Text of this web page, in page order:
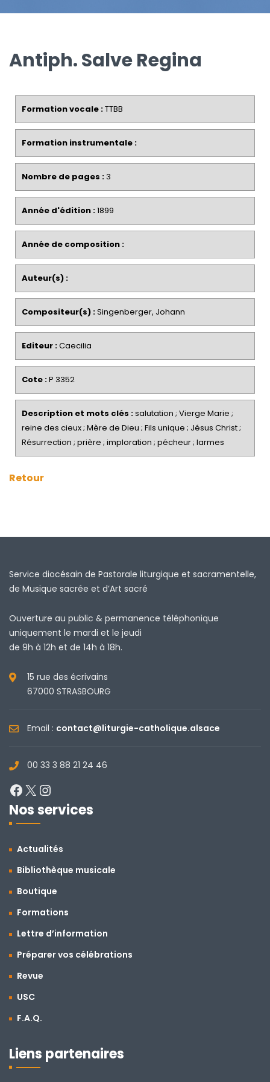
Antiph. Salve Regina
Formation vocale :TTBB
Formation instrumentale :
Nombre de pages :3
Année d'édition :1899
Année de composition :
Auteur(s) :
Compositeur(s) :Singenberger, Johann
Editeur :Caecilia
Cote :P 3352
Description et mots clés :salutation ; Vierge Marie ;
reine des cieux ; Mère de Dieu ; Fils unique ; Jésus Christ ;
Résurrection ; prière ; imploration ; pécheur ; larmes
Retour
Service diocésain de Pastorale liturgique et sacramentelle,
de Musique sacrée et d’Art sacré
Ouverture au public & permanence téléphonique
uniquement le mardi et le jeudi
de 9h à 12h et de 14h à 18h.
15 rue des écrivains
67000 STRASBOURG
Email : contact@liturgie-catholique.alsace
00 33 3 88 21 24 46
Facebook
X
Nos services
Actualités
Bibliothèque musicale
Boutique
Formations
Lettre d’information
Préparer vos célébrations
Revue
USC
F.A.Q.
Liens partenaires